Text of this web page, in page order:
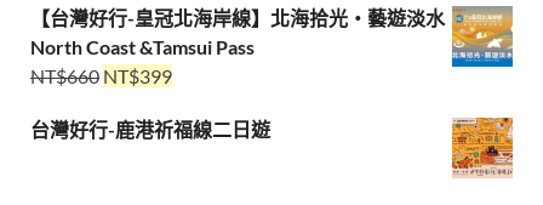
【台灣好行-皇冠北海岸線】北海拾光・藝遊淡水
North Coast &Tamsui Pass
NT$660 NT$399
台灣好行-鹿港祈福線二日遊